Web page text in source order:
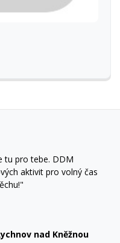
tu pro tebe. DDM
aktivit pro volný čas
nad Kněžnou